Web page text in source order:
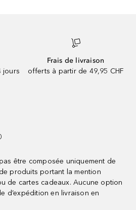
jours
Frais de livraison
offerts à partir de 49,95 CHF
être composée uniquement de
produits portant la mention
de cartes cadeaux. Aucune option
d’expédition en livraison en